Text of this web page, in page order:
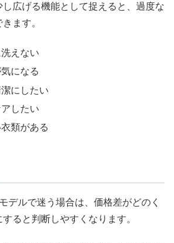
し広げる機能として捉えると、過度な
ます。
えない
になる
にしたい
したい
類がある
デルで迷う場合は、価格差がどのく
ると判断しやすくなります。